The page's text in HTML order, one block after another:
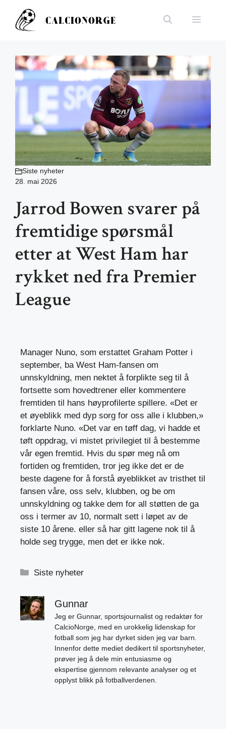
innhold
Meny
Siste nyheter
28. mai 2026
Jarrod Bowen svarer på
fremtidige spørsmål
etter at West Ham har
rykket ned fra Premier
League
Manager Nuno, som erstattet Graham Potter i
september, ba West Ham-fansen om
unnskyldning, men nektet å forplikte seg til å
fortsette som hovedtrener eller kommentere
fremtiden til hans høyprofilerte spillere. «Det er
et øyeblikk med dyp sorg for oss alle i klubben,»
forklarte Nuno. «Det var en tøff dag, vi hadde et
tøft oppdrag, vi mistet privilegiet til å bestemme
vår egen fremtid. Hvis du spør meg nå om
fortiden og fremtiden, tror jeg ikke det er de
beste dagene for å forstå øyeblikket av tristhet til
fansen våre, oss selv, klubben, og be om
unnskyldning og takke dem for all støtten de ga
oss i termer av 10, normalt sett i løpet av de
siste 10 årene. eller så har gitt lagene nok til å
holde seg trygge, men det er ikke nok.
Kategorier
Siste nyheter
Gunnar
Jeg er Gunnar, sportsjournalist og redaktør for
CalcioNorge, med en urokkelig lidenskap for
fotball som jeg har dyrket siden jeg var barn.
Innenfor dette mediet dedikert til sportsnyheter,
prøver jeg å dele min entusiasme og
ekspertise gjennom relevante analyser og et
opplyst blikk på fotballverdenen.